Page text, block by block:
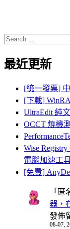
Search
for:
最近更新
[統一發票]
[下載]
UltraEdit 純
OCCT 燒機
Wise
電腦加速工
[免費]
「 匿
器，
發佈
08-07,